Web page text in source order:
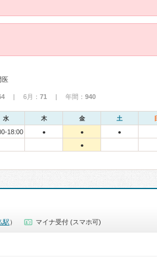
医
| 6月： 71 | 年間： 940
水 木 金 土
18:00 ● ● ●
●
駅 ） マイナ受付 (スマホ可)